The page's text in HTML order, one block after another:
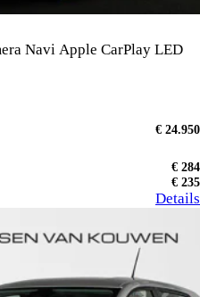
Navi Apple CarPlay LED
€ 24.950
€ 284
€ 235
Details